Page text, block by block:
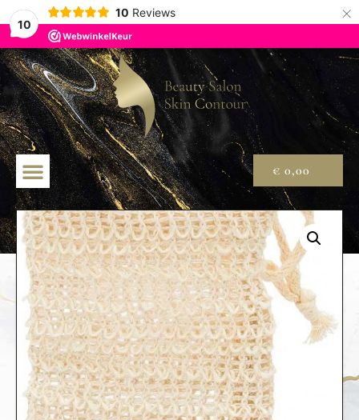
10
10 Reviews ×
€ 0,00